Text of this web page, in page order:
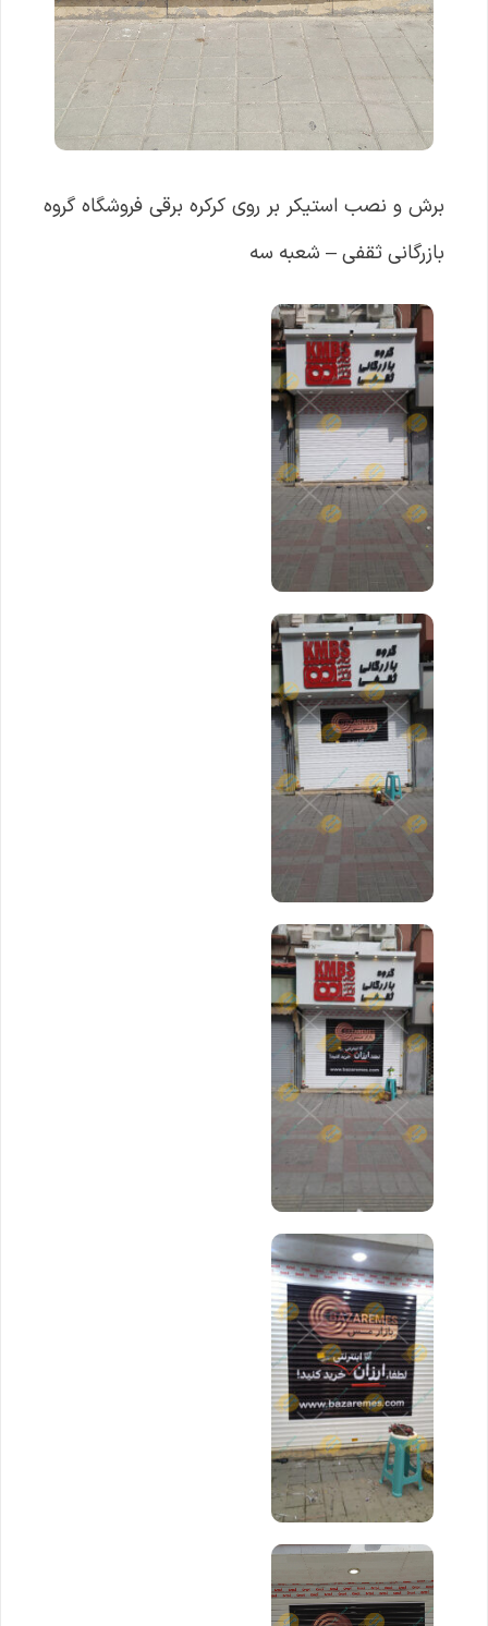
برش و نصب استیکر بر روی کرکره برقی فروشگاه گروه
بازرگانی ثقفی – شعبه سه